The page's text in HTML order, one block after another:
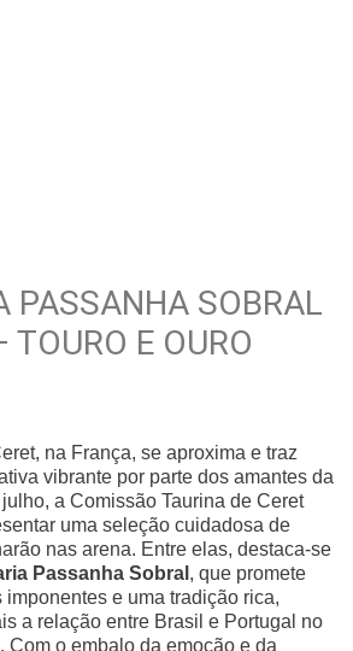
PASSANHA SOBRAL
TOURO E OURO
na França, se aproxima e traz
vibrante por parte dos amantes da
a Comissão Taurina de Ceret
uma seleção cuidadosa de
nas arena. Entre elas, destaca-se
Passanha Sobral , que promete
imponentes e uma tradição rica,
a relação entre Brasil e Portugal no
Com o embalo da emoção e da